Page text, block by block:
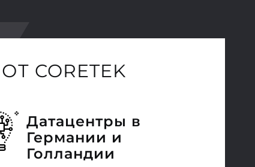
CORETEK
Датацентры в
Германии и
Голландии